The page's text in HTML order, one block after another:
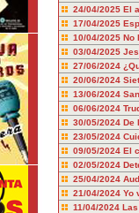
24/04/2025 El
17/04/2025
10/04/2025 No
03/04/2025
27/06/2024
20/06/2024
13/06/2024
06/06/2024
30/05/2024 De
23/05/2024
09/05/2024 El
02/05/2024
25/04/2024
21/04/2024 Yo
11/04/2024